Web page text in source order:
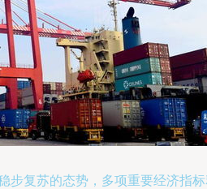
步复苏的态势，多项重要经济指